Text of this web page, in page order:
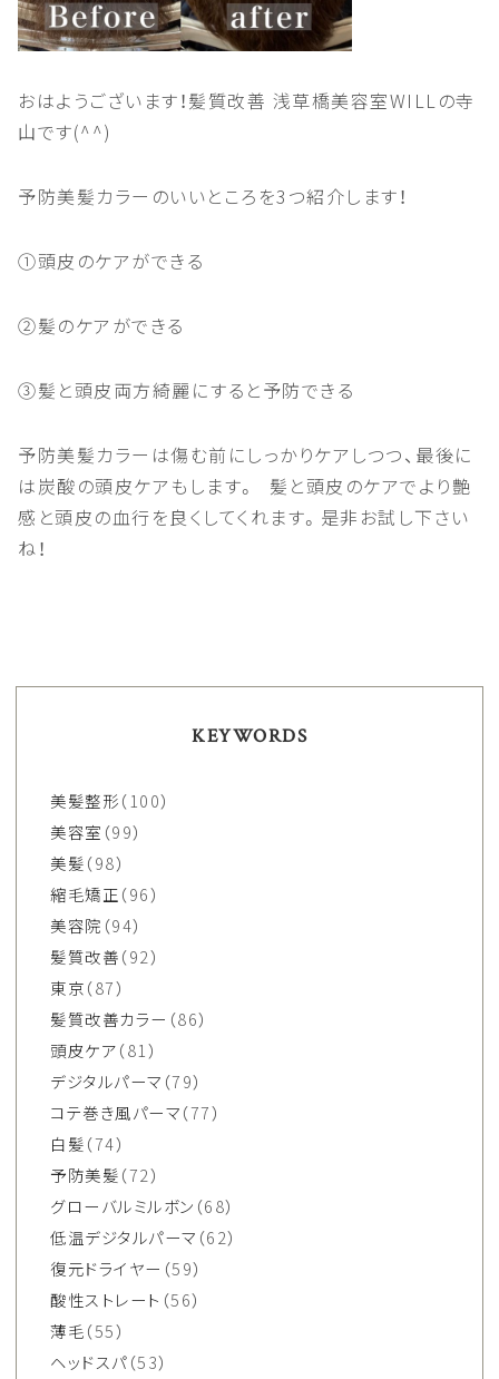
おはようございます！髪質改善 浅草橋美容室WILLの寺
山です(^^)
予防美髪カラーのいいところを3 つ紹介します！
①頭皮のケアができる
②髪のケアができる
③髪と頭皮両方綺麗にすると予防できる
予防美髪カラーは傷む前にしっかりケアしつつ、最後に
は炭酸の頭皮ケアもします。
髪と頭皮のケアでより艶
感と頭皮の血行を良くしてくれます。是非お試し下さい
ね！
KEYWORDS
美髪整形（100）
美容室 （99）
美髪（98）
縮毛矯正（96）
美容院 （94）
髪質改善（92）
東京（87）
髪質改善カラー （86）
頭皮ケア（81）
デジタルパーマ （79）
コテ巻き風パーマ（77）
白髪（74）
予防美髪（72）
グローバルミルボン （68）
低温デジタルパーマ （62）
復元ドライヤー （59）
酸性ストレート （56）
薄毛（55）
ヘッドスパ（53）